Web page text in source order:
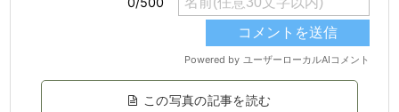
この写真の記事を読む